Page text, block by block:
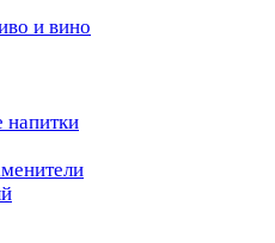
и вино
напитки